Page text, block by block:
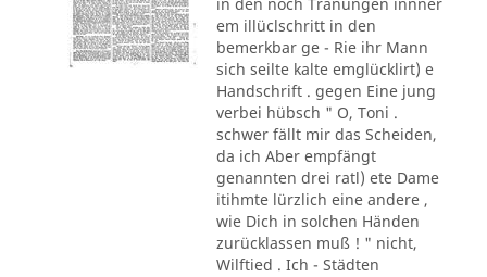
em illüclschritt in den
bemerkbar ge - Rie ihr Mann
sich seilte kalte emglücklirt) e
Handschrift . gegen Eine jung
verbei hübsch " O, Toni .
schwer fällt mir das Scheiden,
da ich Aber empfängt
genannten drei ratl) ete Dame
itihmte lürzlich eine andere ,
wie Dich in solchen Händen
zurücklassen muß ! " nicht,
Wilftied . Ich - Städten